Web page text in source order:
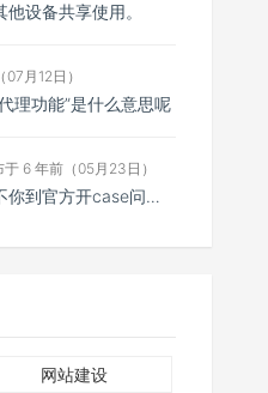
设备共享使用。
月12日）
理功能”是什么意思呢
6 年前（05月23日）
我没遇到此问题，要不你到官方开case问问看？
网站建设